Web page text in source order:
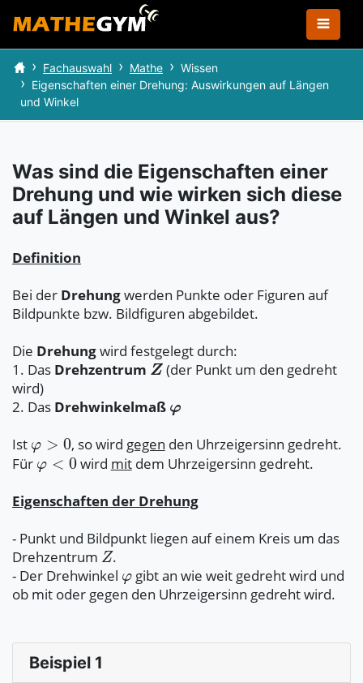
Fachauswahl Mathe
Wissen
Eigenschaften einer Drehung: Auswirkungen auf Längen
und Winkel
Was sind die Eigenschaften einer
Drehung und wie wirken sich diese
auf Längen und Winkel aus?
Definition
Bei der Drehungwerden Punkte oder Figuren auf
Bildpunkte bzw. Bildfiguren abgebildet.
Die Drehungwird festgelegt durch:
1. Das Drehzentrum
(der Punkt um den gedreht
wird)
2. Das Drehwinkelmaß
Ist , so wird gegen den Uhrzeigersinn gedreht.
Für
wird mitdem Uhrzeigersinn gedreht.
Eigenschaften der Drehung
- Punkt und Bildpunkt liegen auf einem Kreis um das
Drehzentrum
.
- Der Drehwinkel
gibt an wie weit gedreht wird und
ob mit oder gegen den Uhrzeigersinn gedreht wird.
Beispiel 1